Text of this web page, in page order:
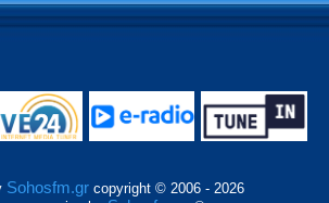
Sohosfm.grcopyright © 2006 - 2026